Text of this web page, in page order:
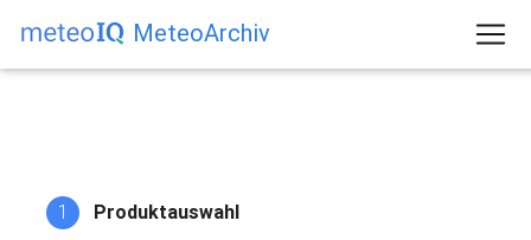
MeteoArchiv
1 Produktauswahl